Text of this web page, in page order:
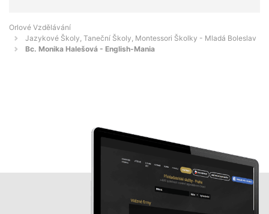
Orlové Vzdělávání
Jazykové Školy, Taneční Školy, Montessori Školky - Mladá Boleslav
Bc. Monika Halešová - English-Mania